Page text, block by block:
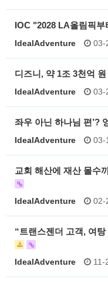
IOC "2028 LA올림픽
IdealAdventure 03-
디즈니, 약 1조 3천억
IdealAdventure 03-
좌우 아닌 하나님 편’?
IdealAdventure 03-
교회 해산에 재산 몰수
IdealAdventure 02-
“트랜스젠더 고객, 여
IdealAdventure 11-